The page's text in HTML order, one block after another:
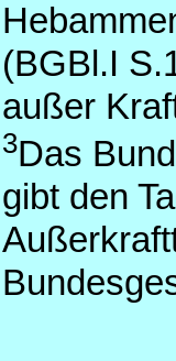
(BGBl.I
außer
3Das
gibt den